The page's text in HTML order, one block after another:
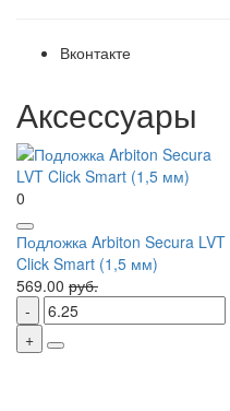
Вконтакте
Аксессуары
0
Подложка Arbiton Secura LVT
Click Smart (1,5 мм)
569.00 руб.